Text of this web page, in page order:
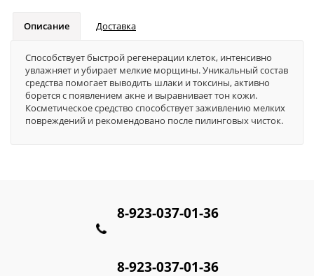
Описание Доставка
Cпособствует быстрой регенерации клеток, интенсивно
увлажняет и убирает мелкие морщины. Уникальный состав
средства помогает выводить шлаки и токсины, активно
борется с появлением акне и выравнивает тон кожи.
Косметическое средство способствует заживлению мелких
повреждений и рекомендовано после пилинговых чисток.
8-923-037-01-36
8-923-037-01-36